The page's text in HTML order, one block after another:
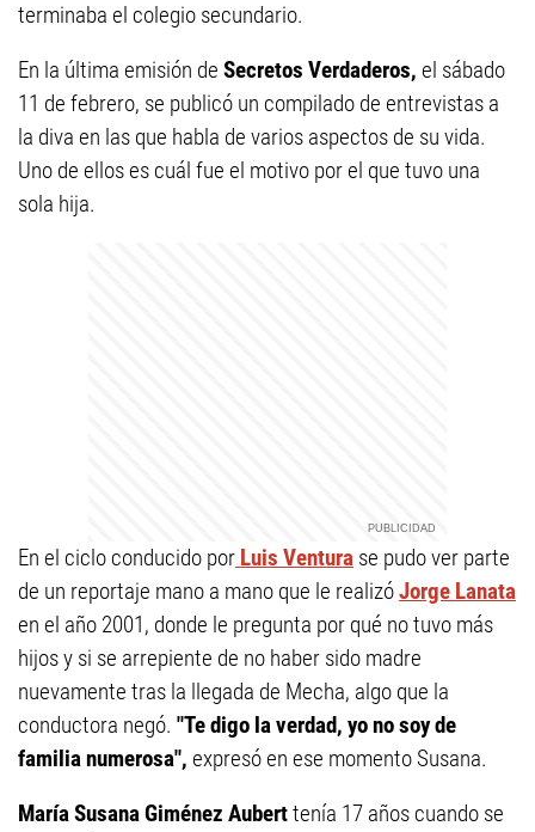
terminaba el colegio secundario.
En la última emisión de Secretos Verdaderos, el sábado
11 de febrero, se publicó un compilado de entrevistas a
la diva en las que habla de varios aspectos de su vida.
Uno de ellos es cuál fue el motivo por el que tuvo una
sola hija.
En el ciclo conducido por Luis Ventura se pudo ver parte
de un reportaje mano a mano que le realizóJorge Lanata
en el año 2001, donde le pregunta por qué no tuvo más
hijos y si se arrepiente de no haber sido madre
nuevamente tras la llegada de Mecha, algo que la
conductora negó. "Te digo la verdad, yo no soy de
familia numerosa", expresó en ese momento Susana.
María Susana Giménez Auberttenía 17 años cuando se